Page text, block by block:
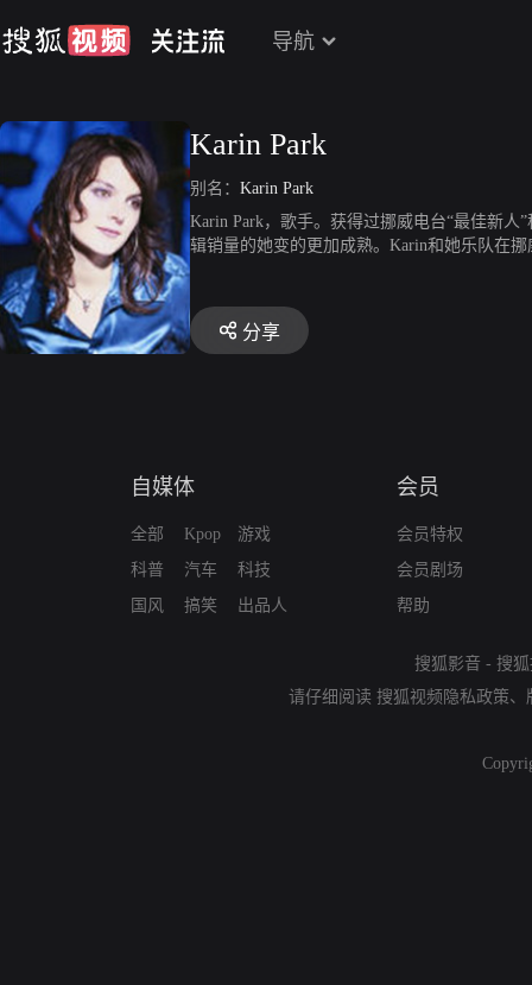
导航
Karin Park
别名： Karin Park
Karin Park，歌手。获得过挪威电台“最佳新人
辑销量的她变的更加成熟。Karin和她乐队在
分享
自媒体
全部
科普
国风
Kpop
汽车
搞笑
游戏
科技
出品人
会员
会员特权
会员剧场
帮助
搜狐影音 - 搜
请仔细阅读 搜狐视频隐私政策、